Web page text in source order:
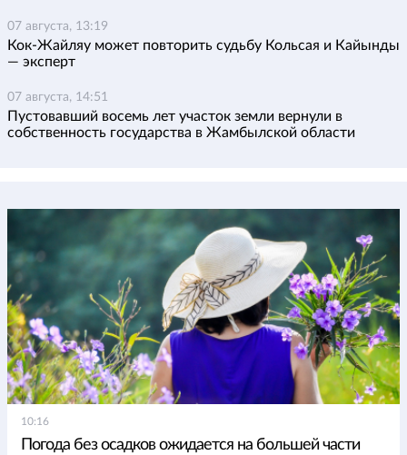
07 августа, 13:19
Кок-Жайляу может повторить судьбу Кольсая и Кайынды
— эксперт
07 августа, 14:51
Пустовавший восемь лет участок земли вернули в
собственность государства в Жамбылской области
10:16
Погода без осадков ожидается на большей части